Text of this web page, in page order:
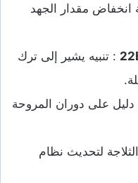
انخفاض مقدار الجهد
22 : تنبيه يشير إلى ترك
دليل على دوران المروحة
لتحديث نظام